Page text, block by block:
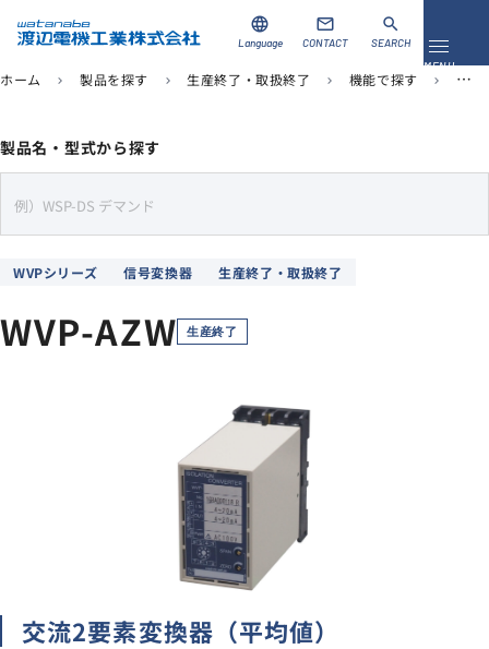
メニュ
MENU
製品を探す
よくあるご質問
language
Language
mail
CONTACT
search
SEARCH
ホーム chevron_right 製品を探す chevron_right 生産終了・取扱終了 chevron_right 機能で探す chevron_right 信号
製品名・型式から探す
e
WVPシリーズ 信号変換器 生産終了・取扱終了
WVP-AZW 生産終了
交流2要素変換器（平均値）